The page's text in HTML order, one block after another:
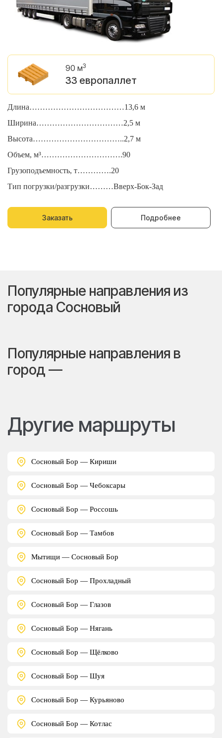
90 м3
33 европаллет
Длина………………………………13,6 м
Ширина……………………………2,5 м
Высота……………………………..2,7 м
Объем, м³………………………….90
Грузоподъемность, т………….20
Тип погрузки/разгрузки………Вверх-Бок-Зад
Заказать Подробнее
Популярные направления из
города Сосновый
Популярные направления в
город —
Другие маршруты
Сосновый Бор — Кириши
Сосновый Бор — Чебоксары
Сосновый Бор — Россошь
Сосновый Бор — Тамбов
Мытищи — Сосновый Бор
Сосновый Бор — Прохладный
Сосновый Бор — Глазов
Сосновый Бор — Нягань
Сосновый Бор — Щёлково
Сосновый Бор — Шуя
Сосновый Бор — Курьяново
Сосновый Бор — Котлас